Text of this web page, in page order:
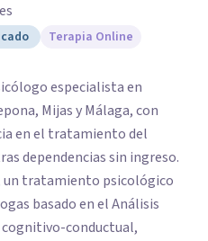
Terapia Online
especialista en
Mijas y Málaga, con
en el tratamiento del
dependencias sin ingreso.
un tratamiento psicológico
basado en el Análisis
cognitivo-conductual,